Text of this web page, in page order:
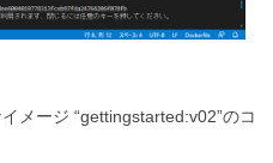
メージ “gettingstarted:v02”のコ